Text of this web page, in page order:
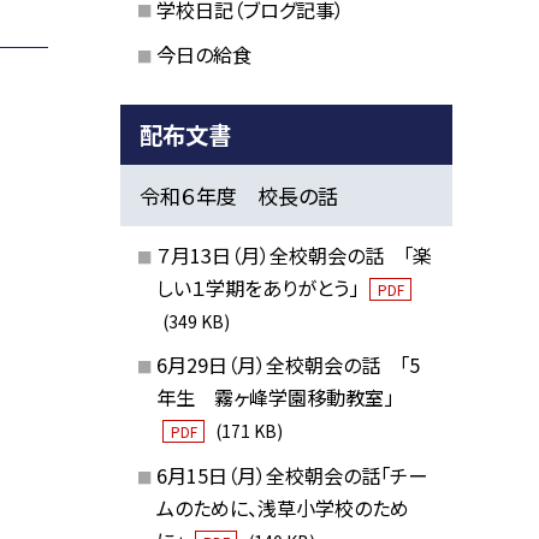
学校日記（ブログ記事）
今日の給食
配布文書
令和６年度 校長の話
７月13日（月）全校朝会の話 「楽
しい１学期をありがとう」
PDF
(349 KB)
6月29日（月）全校朝会の話 「5
年生 霧ヶ峰学園移動教室」
PDF (171 KB)
6月15日（月）全校朝会の話「チー
ムのために、浅草小学校のため